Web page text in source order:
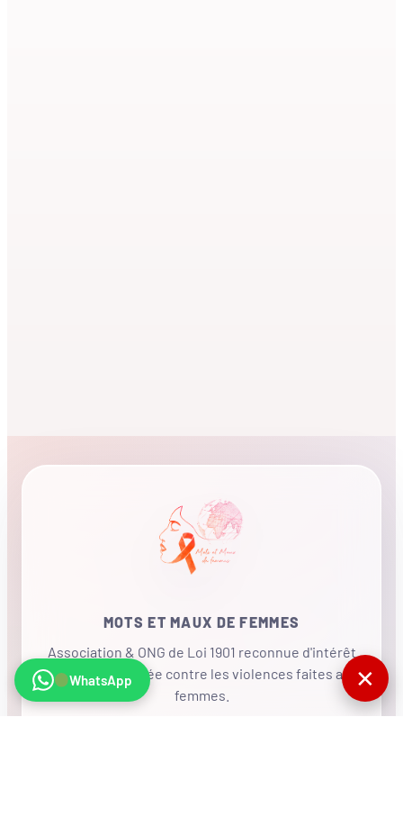
MOTS ET MAUX DE FEMMES
Association & ONG de Loi 1901 reconnue d'intérêt
général, mobilisée contre les violences faites aux
femmes.
WhatsApp ✕